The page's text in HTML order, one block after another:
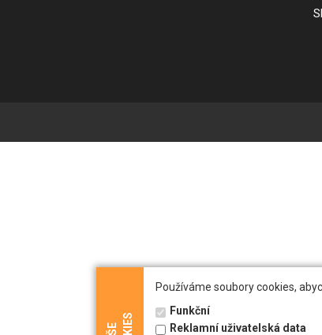
Používáme soubory cookies,
Funkční
Reklamní uživatelská data